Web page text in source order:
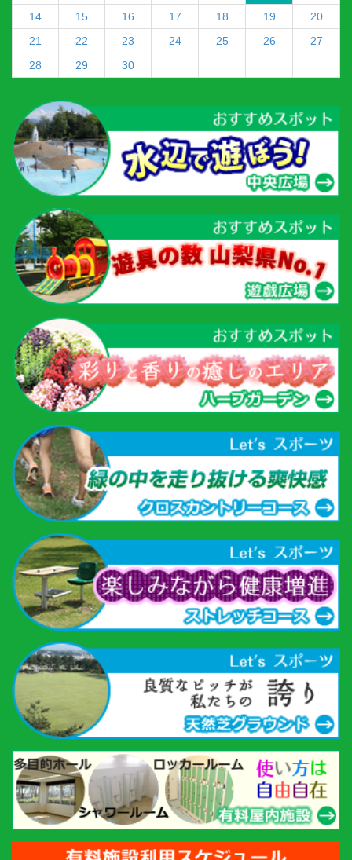
14 15 16 17 18 19
20
21
22 23 24 25 26
27
28
29 30